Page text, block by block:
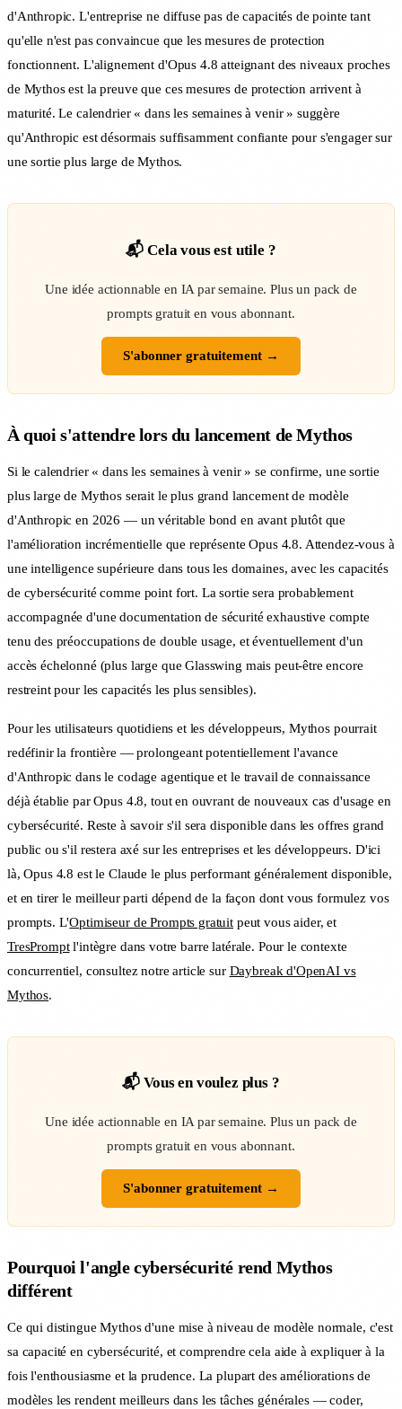
d'Anthropic. L'entreprise ne diffuse pas de capacités de pointe tant
qu'elle n'est pas convaincue que les mesures de protection
fonctionnent. L'alignement d'Opus 4.8 atteignant des niveaux proches
de Mythos est la preuve que ces mesures de protection arrivent à
maturité. Le calendrier « dans les semaines à venir » suggère
qu'Anthropic est désormais suffisamment confiante pour s'engager sur
une sortie plus large de Mythos.
📬 Cela vous est utile ?
Une idée actionnable en IA par semaine. Plus un pack de
prompts gratuit en vous abonnant.
S'abonner gratuitement →
À quoi s'attendre lors du lancement de Mythos
Si le calendrier « dans les semaines à venir » se confirme, une sortie
plus large de Mythos serait le plus grand lancement de modèle
d'Anthropic en 2026 — un véritable bond en avant plutôt que
l'amélioration incrémentielle que représente Opus 4.8. Attendez-vous à
une intelligence supérieure dans tous les domaines, avec les capacités
de cybersécurité comme point fort. La sortie sera probablement
accompagnée d'une documentation de sécurité exhaustive compte
tenu des préoccupations de double usage, et éventuellement d'un
accès échelonné (plus large que Glasswing mais peut-être encore
restreint pour les capacités les plus sensibles).
Pour les utilisateurs quotidiens et les développeurs, Mythos pourrait
redéfinir la frontière — prolongeant potentiellement l'avance
d'Anthropic dans le codage agentique et le travail de connaissance
déjà établie par Opus 4.8, tout en ouvrant de nouveaux cas d'usage en
cybersécurité. Reste à savoir s'il sera disponible dans les offres grand
public ou s'il restera axé sur les entreprises et les développeurs. D'ici
là, Opus 4.8 est le Claude le plus performant généralement disponible,
et en tirer le meilleur parti dépend de la façon dont vous formulez vos
prompts. L'Optimiseur de Prompts gratuit peut vous aider, et
TresPromptl'intègre dans votre barre latérale. Pour le contexte
concurrentiel, consultez notre article sur Daybreak d'OpenAI vs
Mythos.
📬 Vous en voulez plus ?
Une idée actionnable en IA par semaine. Plus un pack de
prompts gratuit en vous abonnant.
S'abonner gratuitement →
Pourquoi l'angle cybersécurité rend Mythos
différent
Ce qui distingue Mythos d'une mise à niveau de modèle normale, c'est
sa capacité en cybersécurité, et comprendre cela aide à expliquer à la
fois l'enthousiasme et la prudence. La plupart des améliorations de
modèles les rendent meilleurs dans les tâches générales — coder,